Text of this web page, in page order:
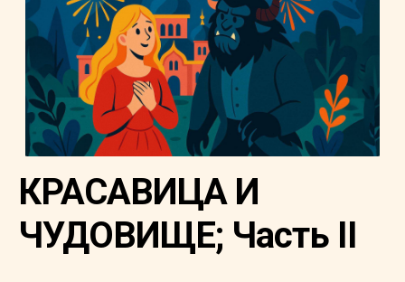
КРАСАВИЦА И
ЧУДОВИЩЕ; Часть II